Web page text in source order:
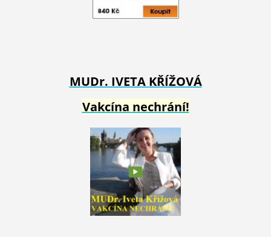
MUDr. IVETA KŘÍŽOVÁ
Vakcína nechrání!